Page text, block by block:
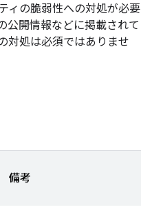
ィの脆弱性への対処が必要
公開情報などに掲載されて
対処は必須ではありませ
備考